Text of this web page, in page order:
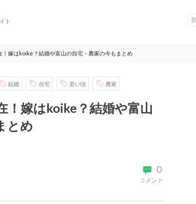
ト
！嫁はkoike？結婚や富山の自宅・農家の今もまとめ
結婚 自宅 若い頃 農家
！嫁はkoike？結婚や富山
とめ
0
コメント